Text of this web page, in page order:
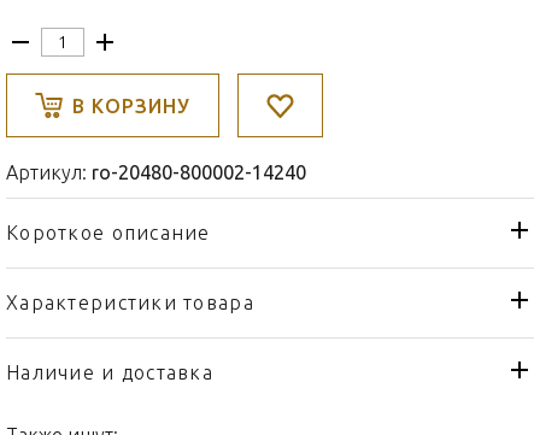
В КОРЗИНУ
Артикул: ro-20480-800002-14240
Короткое описание
Характеристики товара
Тип товара
Чайник
Бренд
Наличие и доставка